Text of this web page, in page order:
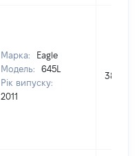
Марка:
Eagle
Модель:
645L
Рік випуску:
2011
382000